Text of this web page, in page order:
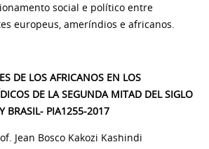
social e político entre
europeus, ameríndios e africanos.
DE LOS AFRICANOS EN LOS
DE LASEGUNDAMITAD DEL SIGLO
BRASIL- PIA1255-2017
Jean Bosco Kakozi Kashindi